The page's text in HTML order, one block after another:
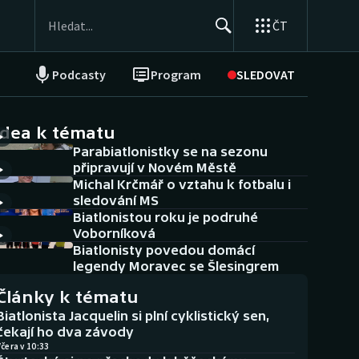
ČT
Podcasty Program SLEDOVAT
NEPŘEHLÉDNĚTE
Historické návraty
Aplikace ČT sport
AZ kvíz
k tématu
Parabiatlonistky se na sezonu
připravují v Novém Městě
Michal Krčmář o vztahu k fotbalu i
sledování MS
Biatlonistou roku je podruhé
Voborníková
Biatlonisty povedou domácí
legendy Moravec se Šlesingrem
k tématu
Jacquelin si plní cyklistický sen,
ho dva závody
v 10:33